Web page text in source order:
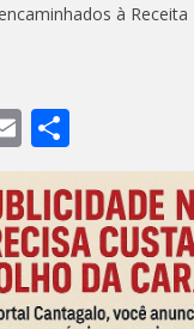
à Receita
E
m
ai
l
h
ar
e